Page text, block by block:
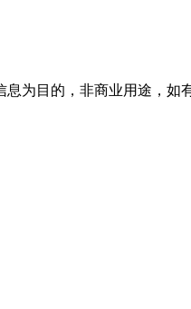
为目的，非商业用途，如